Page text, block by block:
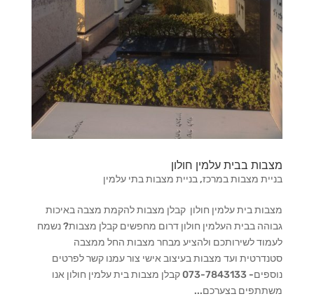
מצבות בבית עלמין חולון
בניית מצבות במרכז,בניית מצבות בתי עלמין
מצבות בית עלמין חולון קבלן מצבות להקמת מצבה באיכות
גבוהה בבית העלמין חולון דרום מחפשים קבלן מצבות? נשמח
לעמוד לשירותכם ולהציע מבחר מצבות החל ממצבה
סטנדרטית ועד מצבות בעיצוב אישי צור עמנו קשר לפרטים
נוספים- 073-7843133 קבלן מצבות בית עלמין חולון אנו
משתתפים בצערכם...